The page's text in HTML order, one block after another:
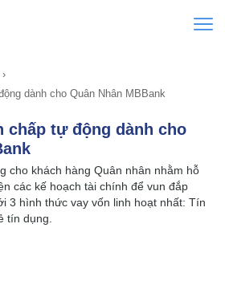
dành cho Quân Nhân MBBank
chấp tự động dành cho
cho khách hàng Quân nhân nhằm hỗ
các kế hoạch tài chính để vun đắp
3 hình thức vay vốn linh hoạt nhất: Tín
tín dụng.